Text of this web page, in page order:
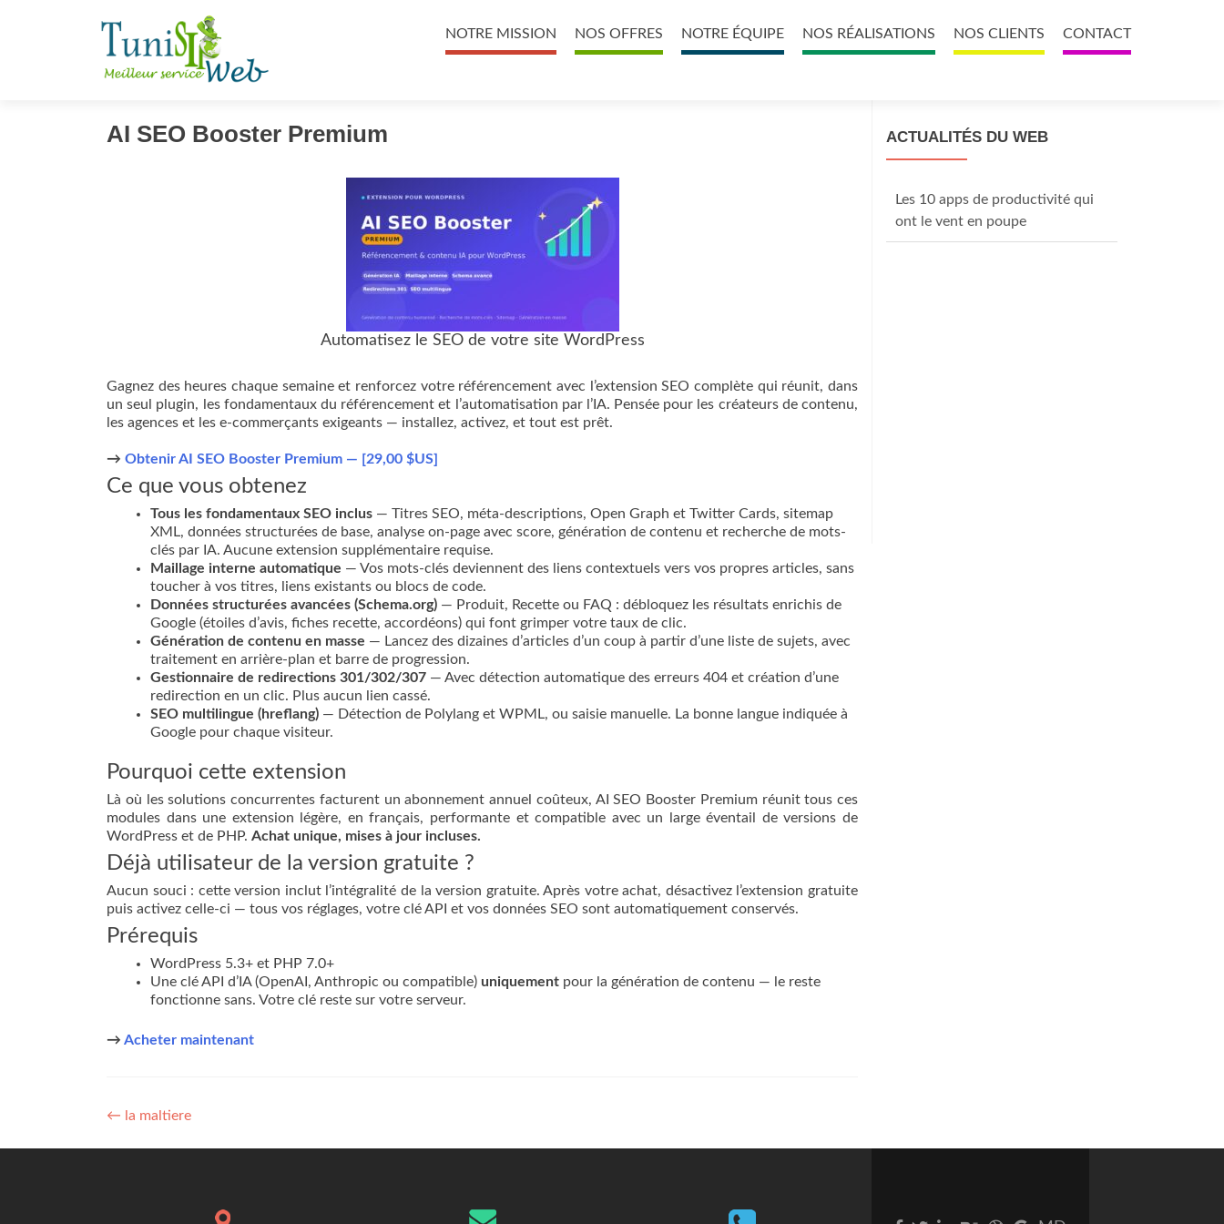
Menu
NOTRE MISSION NOS OFFRES NOTRE ÉQUIPE NOS RÉALISATIONS NOS CLIENTS CONTACT
AI SEO Booster Premium
Automatisez le SEO de votre site WordPress
Gagnez des heures chaque semaine et renforcez votre référencement avec l’extension SEO complète qui réunit, dans
un seul plugin, les fondamentaux du référencement et l’automatisation par l’IA. Pensée pour les créateurs de contenu,
les agences et les e-commerçants exigeants — installez, activez, et tout est prêt.
→ Obtenir AI SEO Booster Premium — [29,00 $US]
Ce que vous obtenez
Tous les fondamentaux SEO inclus — Titres SEO, méta-descriptions, Open Graph et Twitter Cards, sitemap
XML, données structurées de base, analyse on-page avec score, génération de contenu et recherche de mots-
clés par IA. Aucune extension supplémentaire requise.
Maillage interne automatique — Vos mots-clés deviennent des liens contextuels vers vos propres articles, sans
toucher à vos titres, liens existants ou blocs de code.
Données structurées avancées (Schema.org) — Produit, Recette ou FAQ : débloquez les résultats enrichis de
Google (étoiles d’avis, fiches recette, accordéons) qui font grimper votre taux de clic.
Génération de contenu en masse — Lancez des dizaines d’articles d’un coup à partir d’une liste de sujets, avec
traitement en arrière-plan et barre de progression.
Gestionnaire de redirections 301/302/307 — Avec détection automatique des erreurs 404 et création d’une
redirection en un clic. Plus aucun lien cassé.
SEO multilingue (hreflang) — Détection de Polylang et WPML, ou saisie manuelle. La bonne langue indiquée à
Google pour chaque visiteur.
Pourquoi cette extension
Là où les solutions concurrentes facturent un abonnement annuel coûteux, AI SEO Booster Premium réunit tous ces
modules dans une extension légère, en français, performante et compatible avec un large éventail de versions de
WordPress et de PHP. Achat unique, mises à jour incluses.
Déjà utilisateur de la version gratuite ?
Aucun souci : cette version inclut l’intégralité de la version gratuite. Après votre achat, désactivez l’extension gratuite
puis activez celle-ci — tous vos réglages, votre clé API et vos données SEO sont automatiquement conservés.
Prérequis
WordPress 5.3+ et PHP 7.0+
Une clé API d’IA (OpenAI, Anthropic ou compatible) uniquement pour la génération de contenu — le reste
fonctionne sans. Votre clé reste sur votre serveur.
→ Acheter maintenant
Post
navigation
← la maltiere
ACTUALITÉS DU WEB
Les 10 apps de productivité qui
ont le vent en poupe